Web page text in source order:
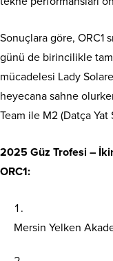
Sonuçlara göre, ORC1
günü de birincilikle
mücadelesi Lady
heyecana sahne
Team ile M2 (Datça
2025 Güz Trofesi –
ORC1:
Mersin Yelken